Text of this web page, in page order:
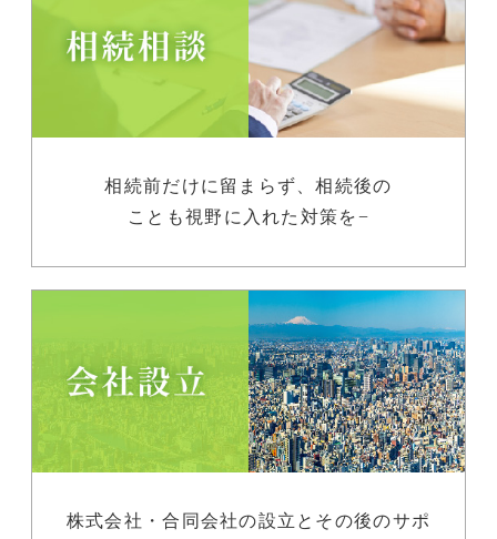
相続前だけに留まらず、相続後の
ことも視野に入れた対策を−
株式会社・合同会社の設立とその後のサポ